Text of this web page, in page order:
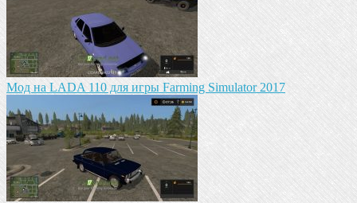
Мод на LADA 110 для игры Farming Simulator 2017